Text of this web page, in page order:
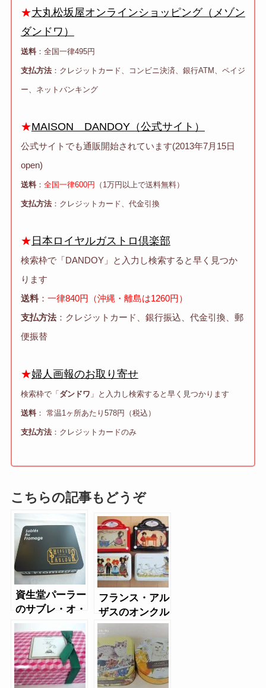
★大丸松坂屋オンラインショッピング（メゾン
ダンドワ）
送料：全国一律495円
支払方法：クレジットカード、コンビニ決済、銀行ATM、ペイジ
ー、ネットバンキング
★MAISON DANDOY（公式サイト）
公式サイトでも通販開始されています(2013年7月15日
open)
送料： 全国一律600円 （1万円以上で送料無料）
支払方法：クレジットカード、代金引換
★ 日本ロイヤルガストロ倶楽部
検索枠で「DANDOY」と入力し検索すると早く見つか
ります
送料： 一律840円（沖縄・離島は1260円）
支払方法：クレジットカード、銀行振込、代金引換、郵
便振替
★婦人画報のお取り寄せ
検索枠で「 ダンドワ 」と入力し検索すると早く見つかります
送料： 常温1ヶ所あたり578円（税込）
支払方法：クレジットカードのみ
こちらの記事もどうぞ
資生堂パーラー
のサブレ・オ・
フロマージュ
フランス・アル
ザスのオンクル
アンシのクッキ
ー缶